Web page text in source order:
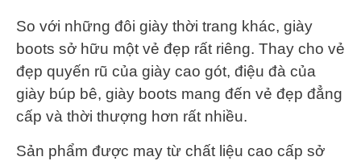
So với những đôi giày thời trang khác, giày
boots sở hữu một vẻ đẹp rất riêng. Thay cho vẻ
đẹp quyến rũ của giày cao gót, điệu đà của
giày búp bê, giày boots mang đến vẻ đẹp đẳng
cấp và thời thượng hơn rất nhiều.
Sản phẩm được may từ chất liệu cao cấp sở